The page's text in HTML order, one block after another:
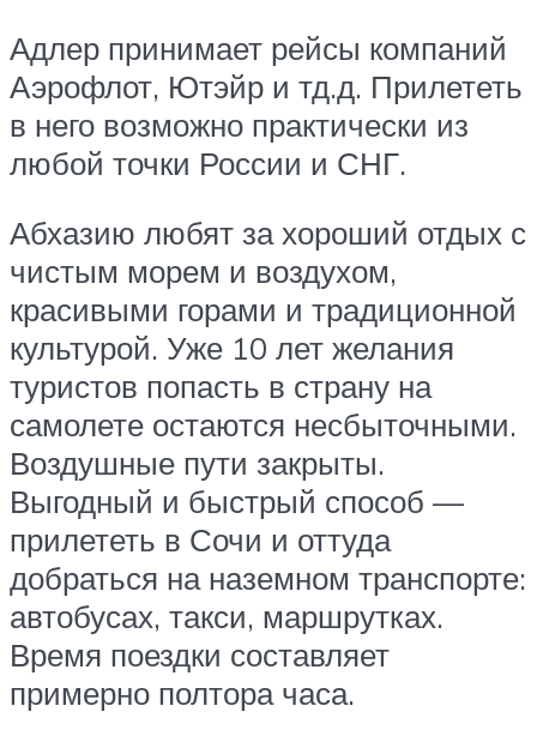
Адлер принимает рейсы компаний
Аэрофлот, Ютэйр и тд.д. Прилететь
в него возможно практически из
любой точки России и СНГ.
Абхазию любят за хороший отдых с
чистым морем и воздухом,
красивыми горами и традиционной
культурой. Уже 10 лет желания
туристов попасть в страну на
самолете остаются несбыточными.
Воздушные пути закрыты.
Выгодный и быстрый способ —
прилететь в Сочи и оттуда
добраться на наземном транспорте:
автобусах, такси, маршрутках.
Время поездки составляет
примерно полтора часа.